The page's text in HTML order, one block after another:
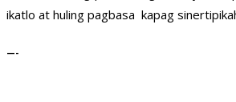
ikatlo at huling pagbasa kapag
—-